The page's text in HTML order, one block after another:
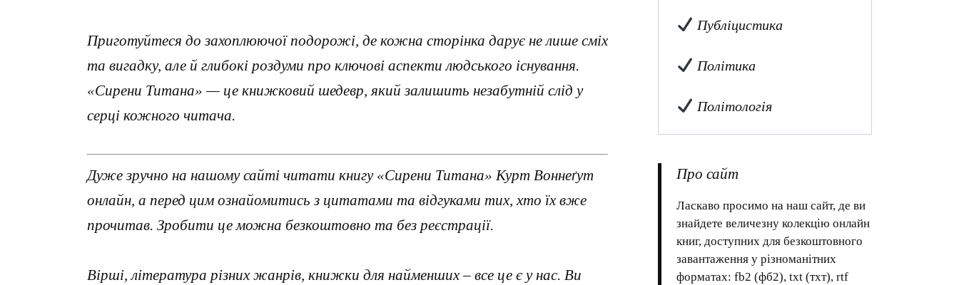
Приготуйтеся до захоплюючої подорожі, де кожна сторінка дарує не лише сміх
та вигадку, але й глибокі роздуми про ключові аспекти людського існування.
«Сирени Титана» — це книжковий шедевр, який залишить незабутній слід у
серці кожного читача.
Дуже зручно на нашому сайті читати книгу «Сирени Титана» Курт Воннеґут
онлайн, а перед цим ознайомитись з цитатами та відгуками тих, хто їх вже
прочитав. Зробити це можна безкоштовно та без реєстрації.
Вірші, література різних жанрів, книжки для найменших – все це є у нас. Ви
Публіцистика
Політика
Політологія
Про сайт
Ласкаво просимо на наш сайт, де ви
знайдете величезну колекцію онлайн
книг, доступних для безкоштовного
завантаження у різноманітних
форматах: fb2 (фб2), txt (тхт), rtf